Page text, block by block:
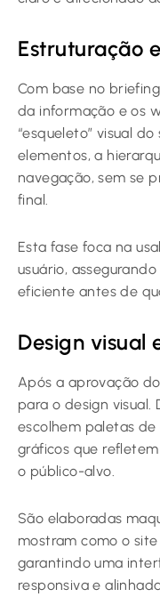
Estruturação
Com base no
da informação e os
“esqueleto” visual
elementos, a
navegação, sem se
final.
Esta fase foca na
usuário,
eficiente antes de
Design visual
Após a aprovação
para o design visual.
escolhem paletas
gráficos que
o público-alvo.
São elaboradas
mostram como o
garantindo uma
responsiva e